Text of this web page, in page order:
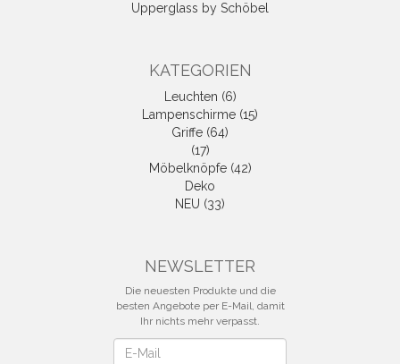
Upperglass by Schöbel
KATEGORIEN
Leuchten (6)
Lampenschirme (15)
Griffe (64)
(17)
Möbelknöpfe (42)
Deko
NEU (33)
NEWSLETTER
Die neuesten Produkte und die
besten Angebote per E-Mail, damit
Ihr nichts mehr verpasst.